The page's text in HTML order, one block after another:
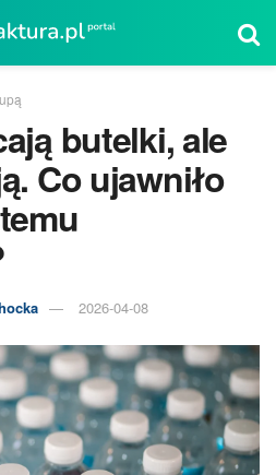
butelki, ale
Co ujawniło
2026-04-08